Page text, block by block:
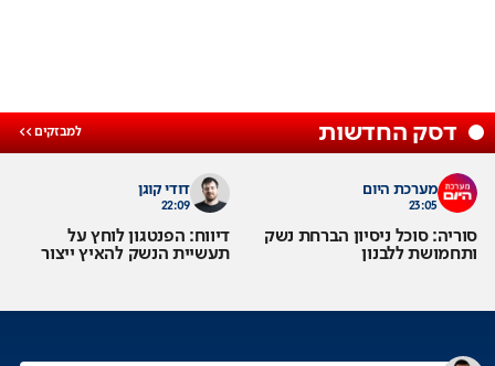
דסק החדשות
מערכת היום
23:05
סוריה: סוכל ניסיון הברחת נשק
ותחמושת ללבנון
דודי קוגן
22:09
דיווח: הפנטגון לוחץ על
תעשיית הנשק להאיץ ייצור